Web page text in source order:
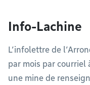
Info-Lachine
L’infolettre de
par mois par courriel
une mine de